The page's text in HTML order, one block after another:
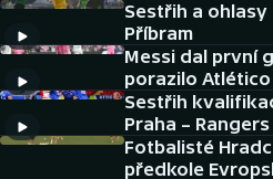
Cyklistika
DALŠÍ SPORTY
Americký fotbal
Baseball a softbal
NEPŘEHLÉDNĚTE
Sestřih a ohlasy
Příbram
Messi dal první
porazilo Atlético
Sestřih
Praha – Rangers
Fotbalisté
předkole